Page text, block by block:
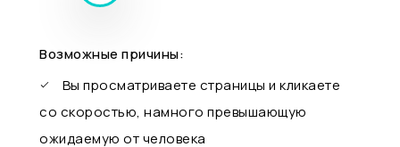
Возможные причины:
Вы просматриваете страницы и кликаете
со скоростью, намного превышающую
ожидаемую от человека